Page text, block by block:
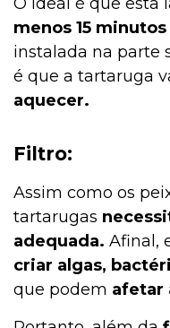
menos 15
instalada na parte
é que a tartaruga
aquecer.
Filtro:
Assim como os
tartarugas
adequada. Afinal,
criar algas,
que podem afetar